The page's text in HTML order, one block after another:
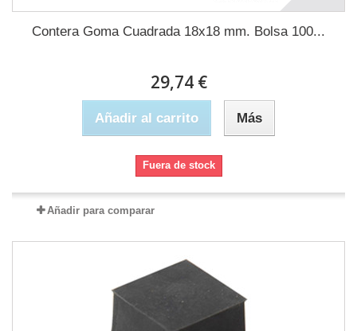
Contera Goma Cuadrada 18x18 mm. Bolsa 100...
29,74 €
Añadir al carrito Más
Fuera de stock
Añadir para comparar